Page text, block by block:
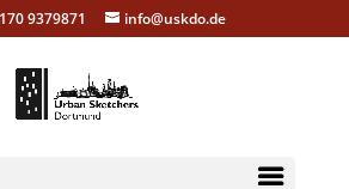
9379871 info@uskdo.de